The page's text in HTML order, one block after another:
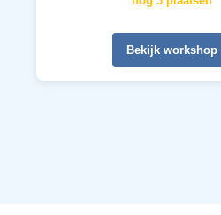
Bekijk workshop